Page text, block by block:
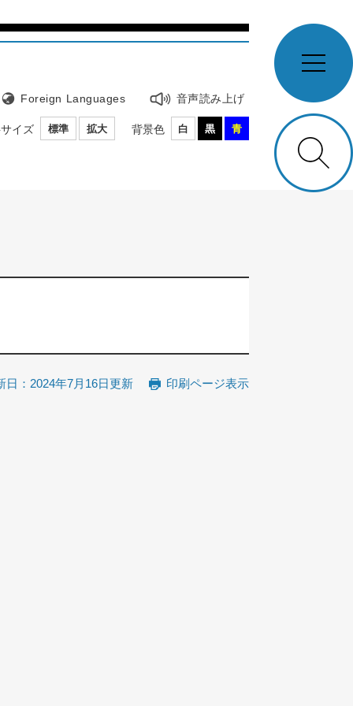
Foreign Languages 音声読み上げ
イズ 標準 拡大 背景色 白 黒 青
メ
ニ
ー
検
索
日：2024年7月16日更新 印刷ページ表示